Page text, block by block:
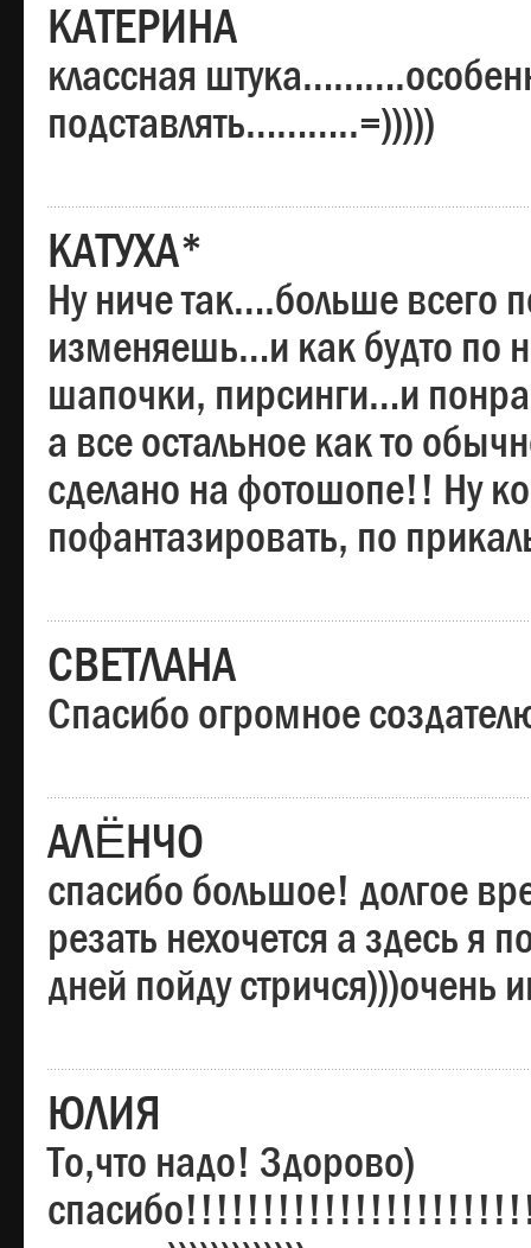
КАТЕРИНА
классная
подставлять………..=)))))
КАТУХА*
Ну ниче так….больше всего
изменяешь…и как будто по
шапочки, пирсинги…и
а все остальное как то
сделано на фотошопе!! Ну
пофантазировать, по
СВЕТЛАНА
Спасибо огромное
АЛЁНЧО
спасибо большое! долгое
резать нехочется а здесь я
дней пойду стричся)))очень
ЮЛИЯ
То,что надо! Здорово)